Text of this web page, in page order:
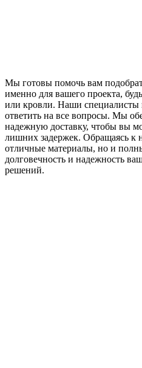
Мы готовы помочь вам
именно для вашего проекта,
или кровли. Наши специалисты
ответить на все вопросы. Мы
надежную доставку, чтобы вы
лишних задержек. Обращаясь к
отличные материалы, но и
долговечность и надежность
решений.